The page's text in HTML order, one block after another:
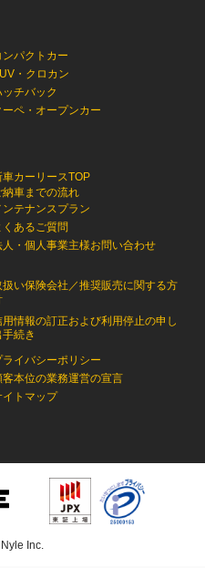
ンパクトカー
・クロカン
ッチバック
ーペ・オープンカー
車カーリースTOP
納車までの流れ
ンテナンスプラン
くあるご質問
人・個人事業主様お問い合わせ
扱い保険会社／推奨販売に関する方
用情報の訂正および利用停止の申し
手続き
ライバシーポリシー
客本位の業務運営の宣言
イトマップ
Inc.